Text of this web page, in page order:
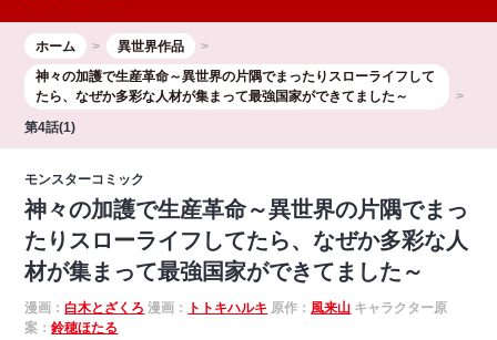
ホーム
異世界作品
神々の加護で生産革命～異世界の片隅でまったりスローライフして
たら、なぜか多彩な人材が集まって最強国家ができてました～
第4話(1)
モンスターコミック
神々の加護で生産革命～異世界の片隅でまっ
たりスローライフしてたら、なぜか多彩な人
材が集まって最強国家ができてました～
漫画：白木とざくろ 漫画： トトキハルキ 原作： 風来山 キャラクター原
案：鈴穂ほたる